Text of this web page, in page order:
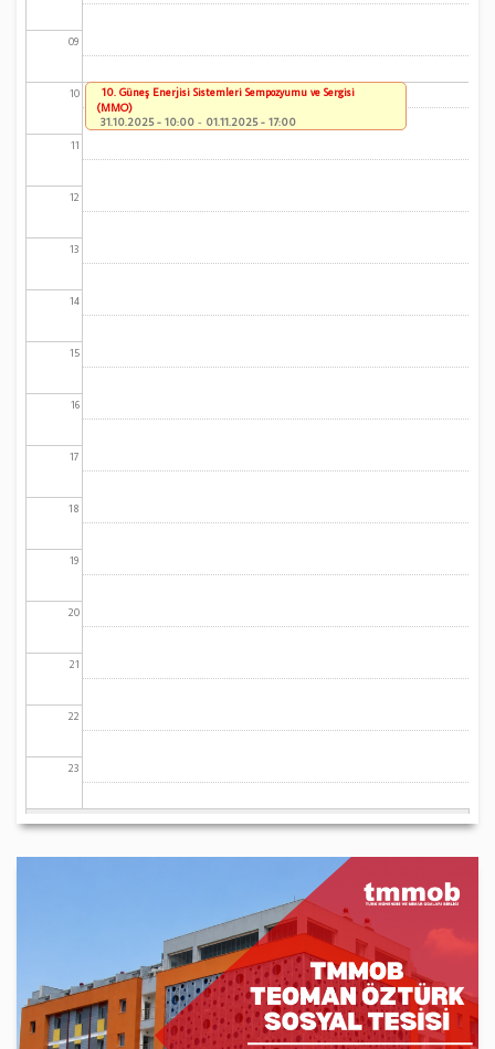
09
10
11
12
13
14
15
16
17
18
19
20
21
22
23
10. Güneş Enerjisi Sistemleri Sempozyumu ve Sergisi
(MMO)
31.10.2025 - 10:00 - 01.11.2025 - 17:00